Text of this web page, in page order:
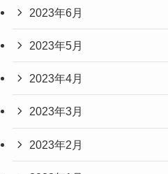
2023年6月
2023年5月
2023年4月
2023年3月
2023年2月